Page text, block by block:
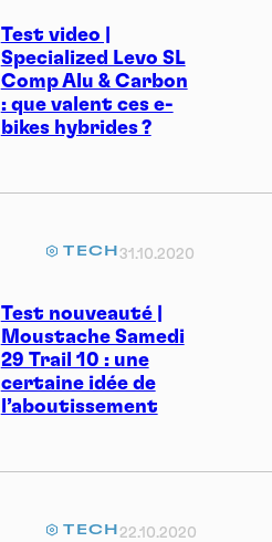
Test video |
Specialized Levo SL
Comp Alu & Carbon
: que valent ces e-
bikes hybrides ?
Test nouveauté |
Moustache Samedi
29 Trail 10 : une
certaine idée de
l’aboutissement
TECH31.10.2020
TECH 22.10.2020